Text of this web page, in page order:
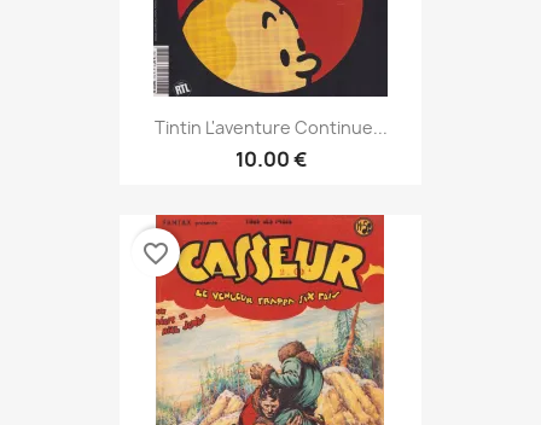
Tintin L'aventure Continue...
10.00 €
favorite_border